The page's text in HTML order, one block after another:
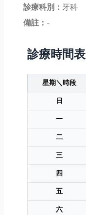
診療科別： 牙科
備註： -
診療時間表
星期＼時段
日
一
二
三
四
五
六